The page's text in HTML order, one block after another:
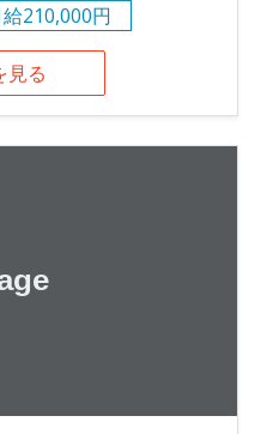
給210,000円
見る